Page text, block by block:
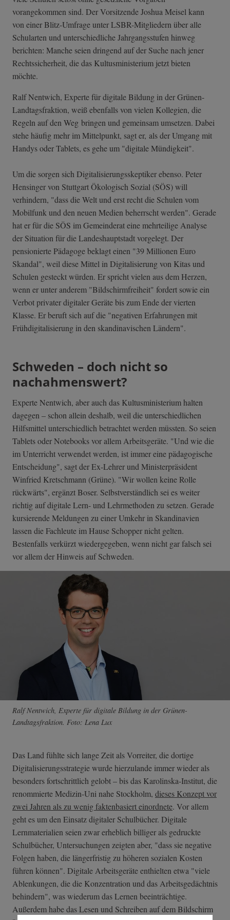
vorangekommen sind. Der Vorsitzende Joshua Meisel kann
von einer Blitz-Umfrage unter LSBR-Mitgliedern über alle
Schularten und unterschiedliche Jahrgangsstufen hinweg
berichten: Manche seien dringend auf der Suche nach jener
Rechtssicherheit, die das Kultusministerium jetzt bieten
möchte.
Ralf Nentwich, Experte für digitale Bildung in der Grünen-
Landtagsfraktion, weiß ebenfalls von vielen Kollegien, die
Regeln auf den Weg bringen und gemeinsam umsetzen. Dabei
stehe häufig mehr im Mittelpunkt, sagt er, als der Umgang mit
Handys oder Tablets, es gehe um "digitale Mündigkeit".
Um die sorgen sich Digitalisierungsskeptiker ebenso. Peter
Hensinger von Stuttgart Ökologisch Sozial (SÖS) will
verhindern, "dass die Welt und erst recht die Schulen vom
Mobilfunk und den neuen Medien beherrscht werden". Gerade
hat er für die SÖS im Gemeinderat eine mehrteilige Analyse
der Situation für die Landeshauptstadt vorgelegt. Der
pensionierte Pädagoge beklagt einen "39 Millionen Euro
Skandal", weil diese Mittel in Digitalisierung von Kitas und
Schulen gesteckt würden. Er spricht vielen aus dem Herzen,
wenn er unter anderem "Bildschirmfreiheit" fordert sowie ein
Verbot privater digitaler Geräte bis zum Ende der vierten
Klasse. Er beruft sich auf die "negativen Erfahrungen mit
Frühdigitalisierung in den skandinavischen Ländern".
Schweden – doch nicht so
nachahmenswert?
Experte Nentwich, aber auch das Kultusministerium halten
dagegen – schon allein deshalb, weil die unterschiedlichen
Hilfsmittel unterschiedlich betrachtet werden müssten. So seien
Tablets oder Notebooks vor allem Arbeitsgeräte. "Und wie die
im Unterricht verwendet werden, ist immer eine pädagogische
Entscheidung", sagt der Ex-Lehrer und Ministerpräsident
Winfried Kretschmann (Grüne). "Wir wollen keine Rolle
rückwärts", ergänzt Boser. Selbstverständlich sei es weiter
richtig auf digitale Lern- und Lehrmethoden zu setzen. Gerade
kursierende Meldungen zu einer Umkehr in Skandinavien
lassen die Fachleute im Hause Schopper nicht gelten.
Bestenfalls verkürzt wiedergegeben, wenn nicht gar falsch sei
vor allem der Hinweis auf Schweden.
Ralf Nentwich, Experte für digitale Bildung in der Grünen-
Landtagsfraktion. Foto: Lena Lux
Das Land fühlte sich lange Zeit als Vorreiter, die dortige
Digitalisierungsstrategie wurde hierzulande immer wieder als
besonders fortschrittlich gelobt – bis das Karolinska-Institut, die
renommierte Medizin-Uni nahe Stockholm, dieses Konzept vor
zwei Jahren als zu wenig faktenbasiert einordnete. Vor allem
geht es um den Einsatz digitaler Schulbücher. Digitale
Lernmaterialien seien zwar erheblich billiger als gedruckte
Schulbücher, Untersuchungen zeigten aber, "dass sie negative
Folgen haben, die längerfristig zu höheren sozialen Kosten
führen können". Digitale Arbeitsgeräte enthielten etwa "viele
Ablenkungen, die die Konzentration und das Arbeitsgedächtnis
behindern", was wiederum das Lernen beeinträchtige.
Außerdem habe das Lesen und Schreiben auf dem Bildschirm